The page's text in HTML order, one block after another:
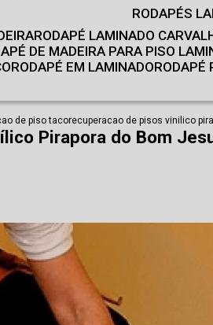
RODAPÉS
RODAPÉ LAMINADO
DE MADEIRA PARA PISO
RODAPÉ EM LAMINADO
de piso tacorecuperacao de pisos vinilico
Pirapora do Bom